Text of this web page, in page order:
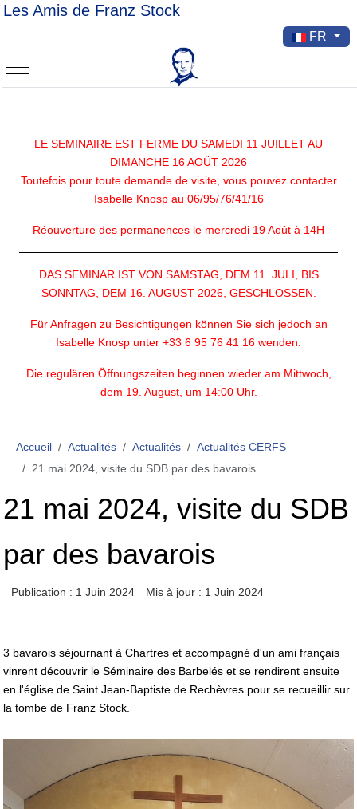
Les Amis de Franz Stock
Sélectionnez
FR
Mobile Menu Toggle
LE SEMINAIRE EST FERME DU SAMEDI 11 JUILLET AU
DIMANCHE 16 AOÜT 2026
Toutefois pour toute demande de visite, vous pouvez contacter
Isabelle Knosp au 06/95/76/41/16
Réouverture des permanences le mercredi 19 Août à 14H
DAS SEMINAR IST VON SAMSTAG, DEM 11. JULI, BIS
SONNTAG, DEM 16. AUGUST 2026, GESCHLOSSEN.
Für Anfragen zu Besichtigungen können Sie sich jedoch an
Isabelle Knosp unter +33 6 95 76 41 16 wenden.
Die regulären Öffnungszeiten beginnen wieder am Mittwoch,
dem 19. August, um 14:00 Uhr.
Accueil Actualités Actualités
Actualités CERFS
21 mai 2024, visite du SDB par des bavarois
21 mai 2024, visite du SDB
par des bavarois
Publication : 1 Juin 2024 Mis à jour : 1 Juin 2024
3 bavarois séjournant à Chartres et accompagné d'un ami français
vinrent découvrir le Séminaire des Barbelés et se rendirent ensuite
en l'église de Saint Jean-Baptiste de Rechèvres pour se recueillir sur
la tombe de Franz Stock.